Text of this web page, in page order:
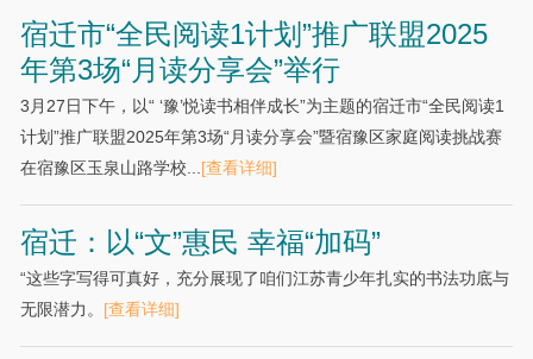
宿迁市“全民阅读1计划”推广联盟2025
年第3场“月读分享会”举行
3月27日下午，以“ ‘豫’悦读书相伴成长”为主题的宿迁市“全民阅读1
计划”推广联盟2025年第3场“月读分享会”暨宿豫区家庭阅读挑战赛
在宿豫区玉泉山路学校... [查看详细]
宿迁：以“文”惠民 幸福“加码”
“这些字写得可真好，充分展现了咱们江苏青少年扎实的书法功底与
无限潜力。 [查看详细]